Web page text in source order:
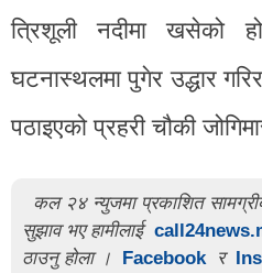
त्रिशूली नदीमा खसेको
घटनास्थलमा पुगेर उद्धार
पठाइएको प्रहरी चौकी
कल २४ न्युजमा प्रकाशित
सुझाव भए हामीलाई
ठाउनु होला ।
Facebook र